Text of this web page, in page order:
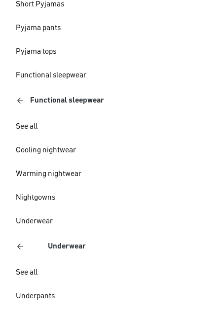
Short Pyjamas
Pyjama pants
Pyjama tops
Functional sleepwear
Functional sleepwear
See all
Cooling nightwear
Warming nightwear
Nightgowns
Underwear
Underwear
See all
Underpants